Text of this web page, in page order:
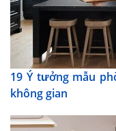
19 Ý tưởng mẫu
không gian